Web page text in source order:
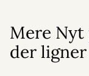
Mere Nyt
der ligner